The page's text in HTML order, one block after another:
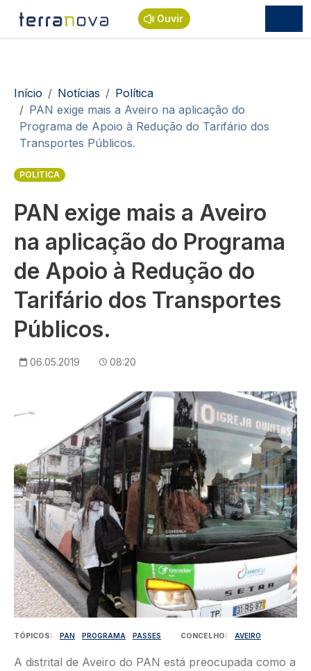
Passar para o conteúdo principal
Ouvir
Navegação estrutural
Início Notícias
Política
PAN exige mais a Aveiro na aplicação do
Programa de Apoio à Redução do Tarifário dos
Transportes Públicos.
POLÍTICA
PAN exige mais a Aveiro
na aplicação do Programa
de Apoio à Redução do
Tarifário dos Transportes
Públicos.
06.05.2019 08:20
TÓPICOS PAN PROGRAMA PASSES CONCELHO AVEIRO
A distrital de Aveiro do PAN está preocupada como a